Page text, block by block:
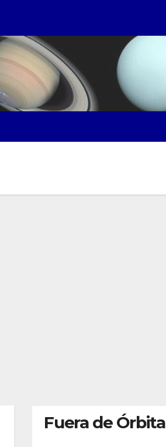
Fuera de Órbita